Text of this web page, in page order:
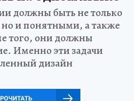
должны быть не только
и понятными, а также
того, они должны
Именно эти задачи
дизайн